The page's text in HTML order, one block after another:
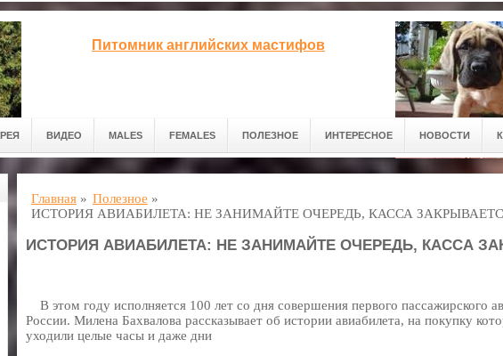
Питомник английских мастифов
ВИДЕО MALES FEMALES ПОЛЕЗНОЕ ИНТЕРЕСНОЕ НОВОСТИ
Главная » Полезное »
ИСТОРИЯ АВИАБИЛЕТА: НЕ ЗАНИМАЙТЕ ОЧЕРЕДЬ, КАССА
ИСТОРИЯ АВИАБИЛЕТА: НЕ ЗАНИМАЙТЕ ОЧЕРЕДЬ, КАССА
В этом году исполняется 100 лет со дня совершения первого пассажирского
России. Милена Бахвалова рассказывает об истории авиабилета, на покупку
уходили целые часы и даже дни